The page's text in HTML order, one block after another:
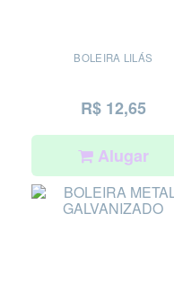
BOLEIRA LILÁS
R$ 12,65
Alugar